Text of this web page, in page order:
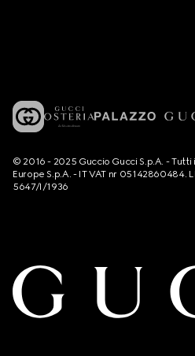
© 2016 - 2025 Guccio Gucci S.p.A. -
Europe S.p.A. - IT VAT nr 05142860484.
5647/I/1936